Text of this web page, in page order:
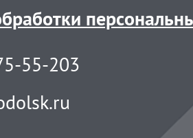
55-203